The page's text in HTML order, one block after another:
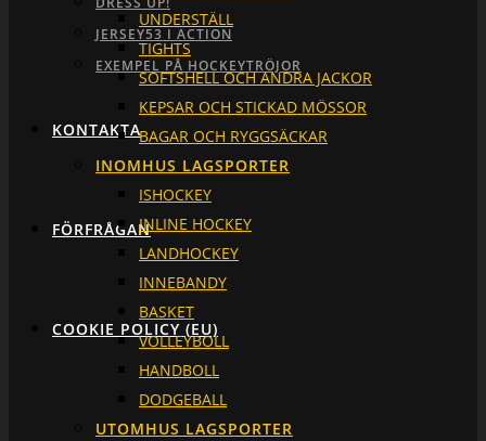
JERSEY53 I ACTION
EXEMPEL PÅ HOCKEYTRÖJOR
KONTAKTA
FÖRFRÅGAN
COOKIE POLICY (EU)
UNDERSTÄLL
TIGHTS
SOFTSHELL OCH ANDRA JACKOR
KEPSAR OCH STICKAD MÖSSOR
BAGAR OCH RYGGSÄCKAR
INOMHUS LAGSPORTER
ISHOCKEY
INLINE HOCKEY
LANDHOCKEY
INNEBANDY
BASKET
VOLLEYBOLL
HANDBOLL
DODGEBALL
UTOMHUS LAGSPORTER